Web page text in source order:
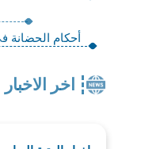
أحكام الحضانة
اخر الاخبار